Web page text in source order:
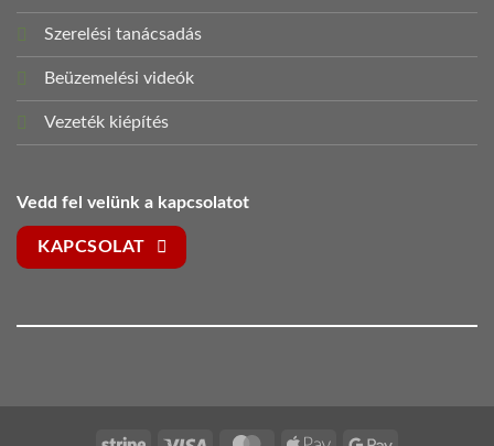
Szerelési tanácsadás
Beüzemelési videók
Vezeték kiépítés
Vedd fel velünk a kapcsolatot
KAPCSOLAT